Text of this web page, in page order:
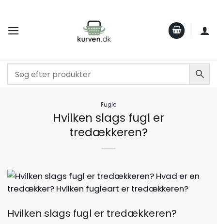
indhold
Fugle
Hvilken slags fugl er
tredækkeren​?
Hvilken slags fugl er tredækkeren​?